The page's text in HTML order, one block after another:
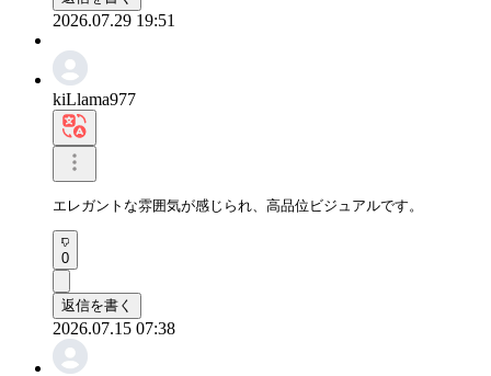
2026.07.29 19:51
kiLlama977
エレガントな雰囲気が感じられ、高品位ビジュアルです。
0
返信を書く
2026.07.15 07:38